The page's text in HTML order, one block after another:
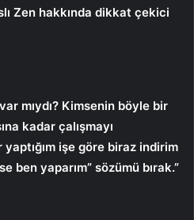
Zen hakkında dikkat çekici
mıydı? Kimsenin böyle bir
kadar çalışmayı
işe göre biraz indirim
ben yaparım” sözümü bırak.”